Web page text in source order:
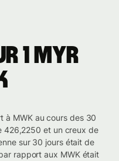
1 MYR
à MWK au cours des 30
426,2250 et un creux de
sur 30 jours était de
rapport aux MWK était